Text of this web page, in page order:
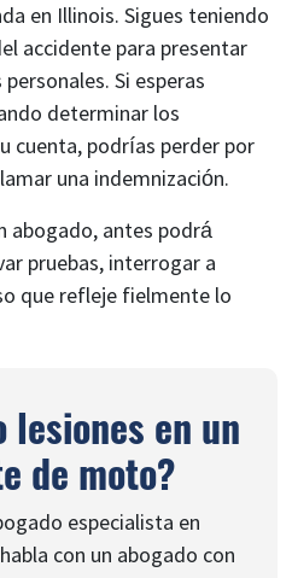
en Illinois. Sigues teniendo
accidente para presentar
Si esperas
determinar los
cuenta, podrías perder por
una indemnización.
abogado, antes podrá
pruebas, interrogar a
que refleje fielmente lo
en un
de moto?
especialista en
con un abogado con